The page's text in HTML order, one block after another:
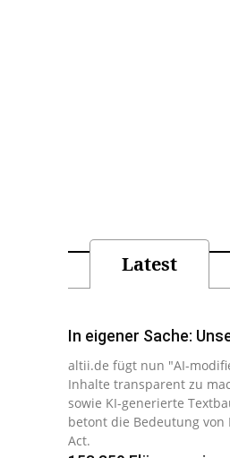
Latest
In eigener Sache:
altii.de fügt nun "AI-
Inhalte trans­pa­rent zu
sowie KI-ge­ne­rier­te
betont die Be­deu­tung von
Act.